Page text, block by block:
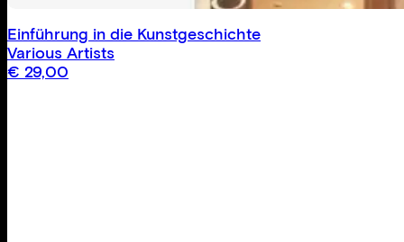
Einführung in die Kunstgeschichte
Various Artists
€ 29,00